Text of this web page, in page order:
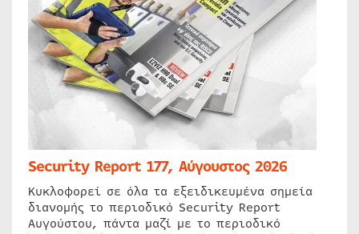
Security Report 177, Αύγουστος 2026
Κυκλοφορεί σε όλα τα εξειδικευμένα σημεία
διανομής το περιοδικό Security Report
Αυγούστου, πάντα μαζί με το περιοδικό